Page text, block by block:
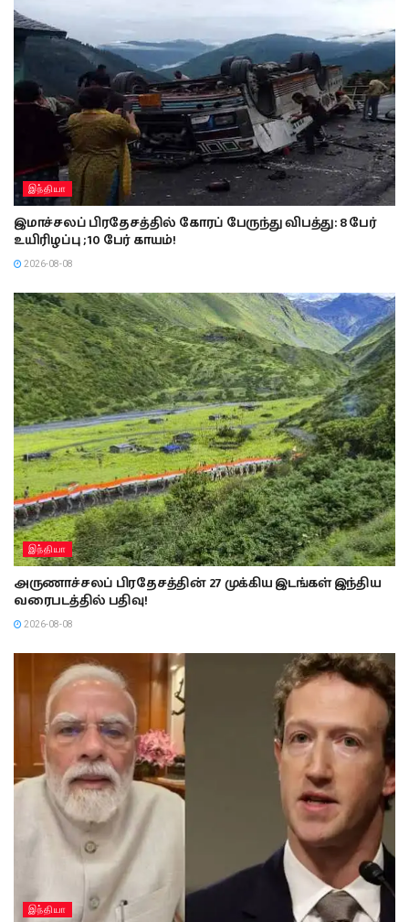
இந்தியா
இமாச்சலப் பிரதேசத்தில் கோரப் பேருந்து விபத்து: 8 பேர்
உயிரிழப்பு ; 10 பேர் காயம்!
2026-08-08
இந்தியா
அருணாச்சலப் பிரதேசத்தின் 27 முக்கிய இடங்கள் இந்திய
வரைபடத்தில் பதிவு!
2026-08-08
இந்தியா